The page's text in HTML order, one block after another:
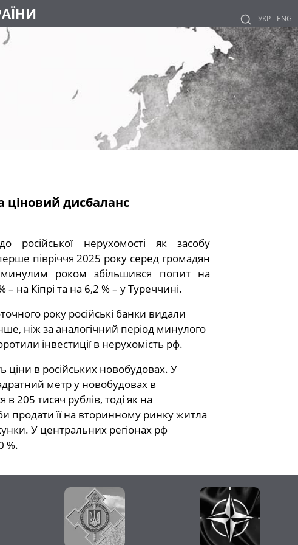
УКР ENG
ціновий дисбаланс
російської нерухомості як засобу
півріччя 2025 року серед громадян
роком збільшився попит на
– на Кіпрі та на 6,2 % – у Туреччині.
року російські банки видали
ніж за аналогічний період минулого
інвестиції в нерухомість рф.
в російських новобудовах. У
метр у новобудовах в
205 тисяч рублів, тоді як на
продати її на вторинному ринку житла
У центральних регіонах рф
%.